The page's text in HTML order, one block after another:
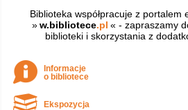
Biblioteka współpracuje z portalem
» w.bibliotece.pl « - zapraszamy
biblioteki i skorzystania z
Informacje
o bibliotece
Ekspozycja